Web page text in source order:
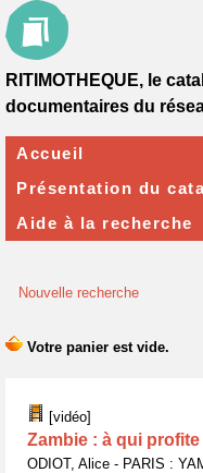
Nouvelle recherche
[vidéo]
Zambie : à qui
ODIOT, Alice - PARIS :
RITIMOTHEQUE, le
documentaires du
Accueil
Présentation du
Aide à la recherche